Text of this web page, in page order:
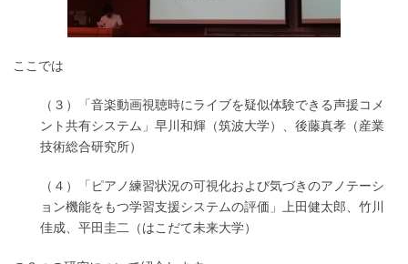
ここでは
（３）「音楽動画視聴時にライブを疑似体験できる声援コメ
ント共有システム」早川和輝（筑波大学）、後藤真孝（産業
技術総合研究所）
（４）「ピアノ練習状況の可視化および気づきのアノテーシ
ョン機能をもつ学習支援システムの評価」上田健太郎、竹川
佳成、平田圭二（はこだて未来大学）